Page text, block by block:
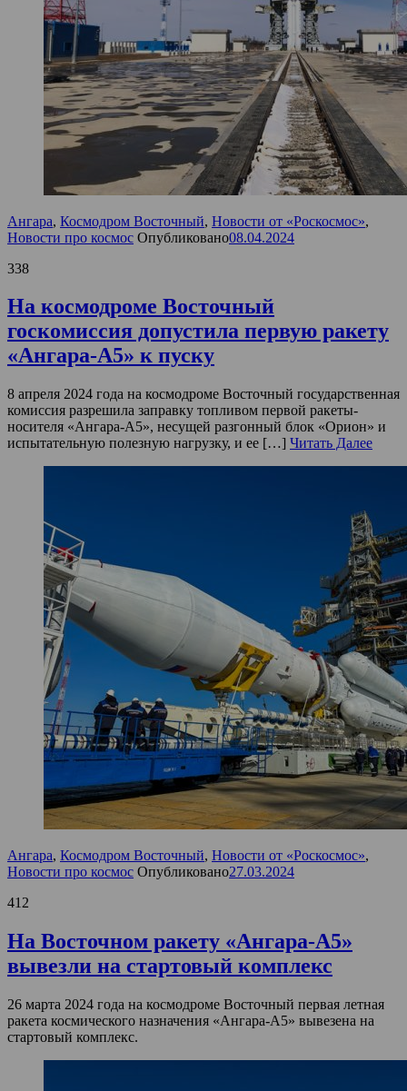
Ангара, Космодром Восточный, Новости от «Роскосмос»,
Новости про космос Опубликовано08.04.2024
338
На космодроме Восточный
госкомиссия допустила первую ракету
«Ангара-А5» к пуску
8 апреля 2024 года на космодроме Восточный государственная
комиссия разрешила заправку топливом первой ракеты-
носителя «Ангара-А5», несущей разгонный блок «Орион» и
испытательную полезную нагрузку, и ее […] Читать Далее
Ангара, Космодром Восточный, Новости от «Роскосмос»,
Новости про космос Опубликовано27.03.2024
412
На Восточном ракету «Ангара-А5»
вывезли на стартовый комплекс
26 марта 2024 года на космодроме Восточный первая летная
ракета космического назначения «Ангара-А5» вывезена на
стартовый комплекс.